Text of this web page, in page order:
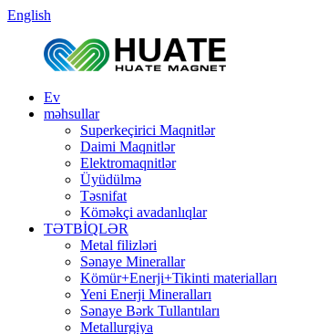
English
Ev
məhsullar
Superkeçirici Maqnitlər
Daimi Maqnitlər
Elektromaqnitlər
Üyüdülmə
Təsnifat
Köməkçi avadanlıqlar
TƏTBİQLƏR
Metal filizləri
Sənaye Minerallar
Kömür+Enerji+Tikinti materialları
Yeni Enerji Mineralları
Sənaye Bərk Tullantıları
Metallurgiya